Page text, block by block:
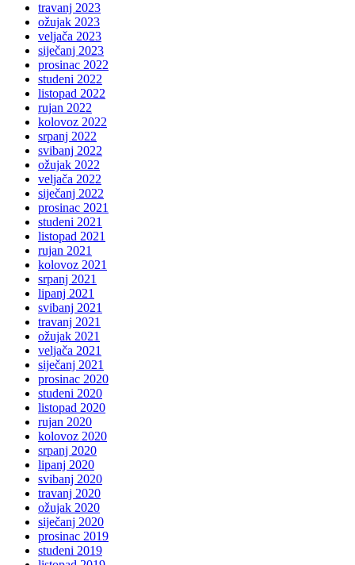
travanj 2023
ožujak 2023
veljača 2023
siječanj 2023
prosinac 2022
studeni 2022
listopad 2022
rujan 2022
kolovoz 2022
srpanj 2022
svibanj 2022
ožujak 2022
veljača 2022
siječanj 2022
prosinac 2021
studeni 2021
listopad 2021
rujan 2021
kolovoz 2021
srpanj 2021
lipanj 2021
svibanj 2021
travanj 2021
ožujak 2021
veljača 2021
siječanj 2021
prosinac 2020
studeni 2020
listopad 2020
rujan 2020
kolovoz 2020
srpanj 2020
lipanj 2020
svibanj 2020
travanj 2020
ožujak 2020
siječanj 2020
prosinac 2019
studeni 2019